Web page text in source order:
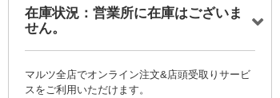
在庫状況：営業所に在庫はございま
せん。
マルツ全店でオンライン注文&店頭受取りサービ
スをご利用いただけます。